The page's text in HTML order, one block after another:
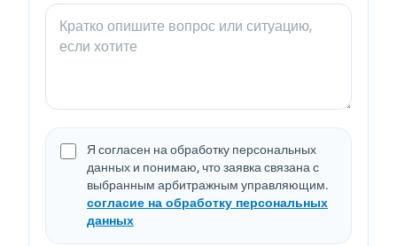
Я согласен на обработку персональных
данных и понимаю, что заявка связана с
выбранным арбитражным управляющим.
согласие на обработку персональных
данных